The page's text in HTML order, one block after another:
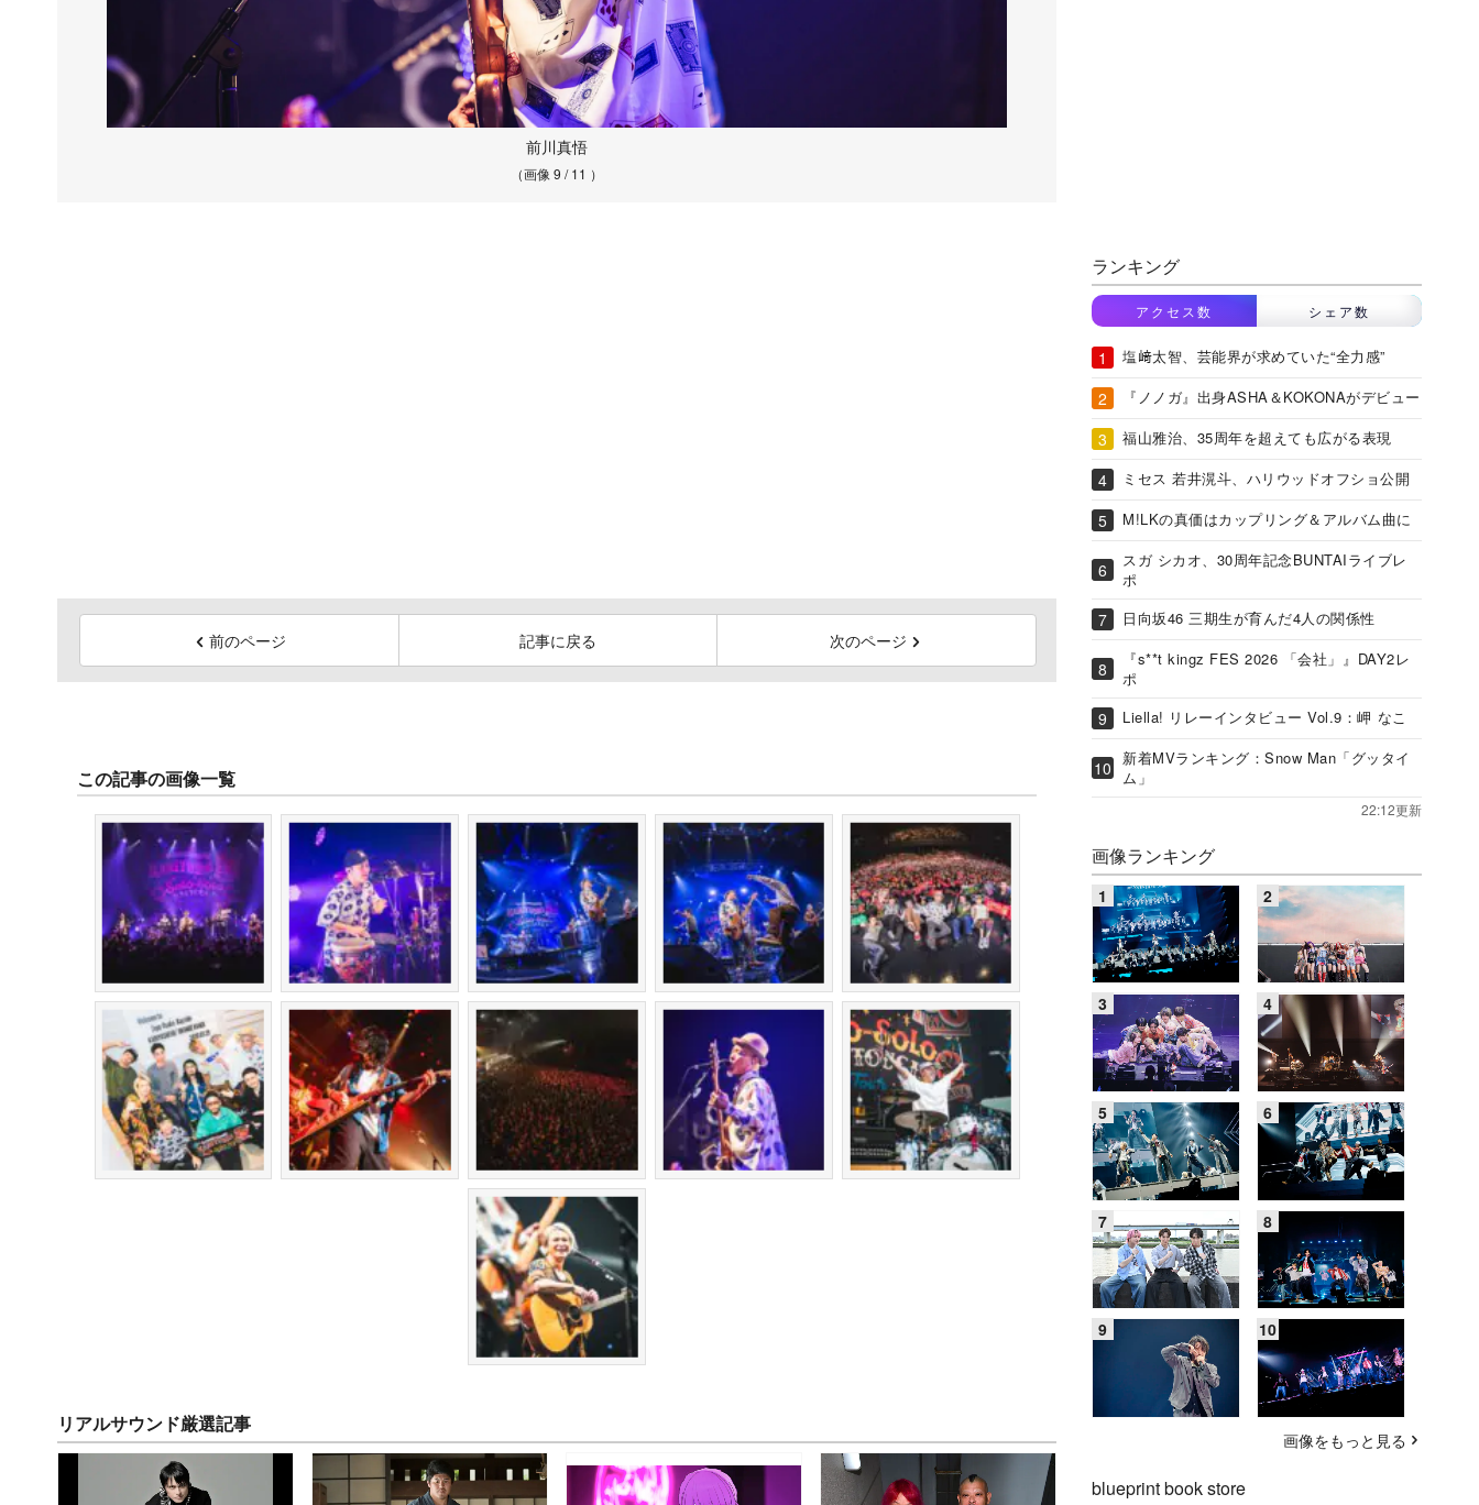
前川真悟
（画像 9 / 11 ）
前のページ 記事に戻る 次のページ
この記事の画像一覧
リアルサウンド厳選記事
ランキング
アクセス数 シェア数
塩﨑太智、芸能界が求めていた“全力感”
『ノノガ』出身ASHA＆KOKONAがデビュー
福山雅治、35周年を超えても広がる表現
ミセス 若井滉斗、ハリウッドオフショ公開
M!LKの真価はカップリング＆アルバム曲に
スガ シカオ、30周年記念BUNTAIライブレ
ポ
日向坂46 三期生が育んだ4人の関係性
『s**t kingz FES 2026 「会社」』DAY2レ
ポ
Liella! リレーインタビュー Vol.9：岬 なこ
新着MVランキング：Snow Man「グッタイ
ム」
22:12更新
画像ランキング
画像をもっと見る
blueprint book store